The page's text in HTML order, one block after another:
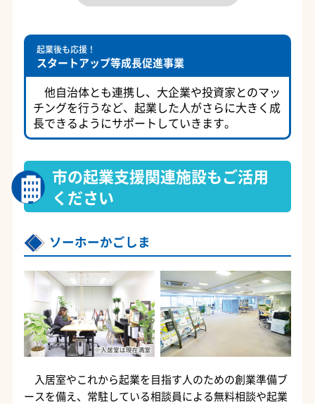
起業後も応援！
スタートアップ等成長促進事業
他自治体とも連携し、大企業や投資家とのマッ
チングを行うなど、起業した人がさらに大きく成
長できるようにサポートしていきます。
市の起業支援関連施設もご活用
ください
ソーホーかごしま
入居室やこれから起業を目指す人のための創業準備ブ
ースを備え、常駐している相談員による無料相談や起業